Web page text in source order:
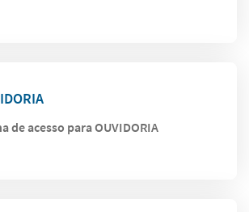
de acesso para OUVIDORIA